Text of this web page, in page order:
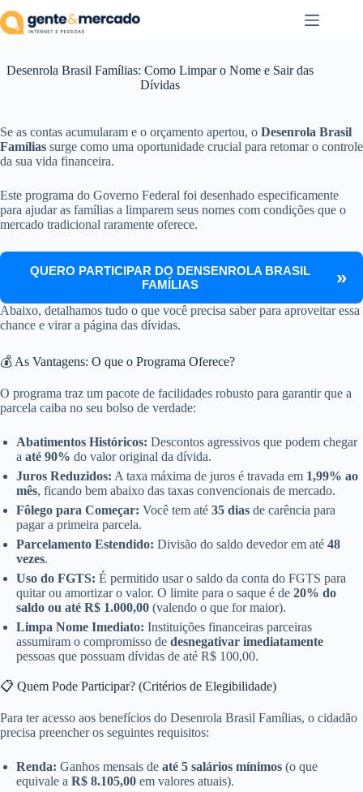
para
o
Desenrola Brasil Famílias: Como Limpar o Nome e Sair das
Dívidas
Se as contas acumularam e o orçamento apertou, o Desenrola Brasil
Famílias surge como uma oportunidade crucial para retomar o controle
da sua vida financeira.
Este programa do Governo Federal foi desenhado especificamente
para ajudar as famílias a limparem seus nomes com condições que o
mercado tradicional raramente oferece.
QUERO PARTICIPAR DO DENSENROLA BRASIL
FAMÍLIAS
Abaixo, detalhamos tudo o que você precisa saber para aproveitar essa
chance e virar a página das dívidas.
💰 As Vantagens: O que o Programa Oferece?
O programa traz um pacote de facilidades robusto para garantir que a
parcela caiba no seu bolso de verdade:
Abatimentos Históricos: Descontos agressivos que podem chegar
a até 90% do valor original da dívida.
Juros Reduzidos: A taxa máxima de juros é travada em 1,99% ao
mês, ficando bem abaixo das taxas convencionais de mercado.
Fôlego para Começar: Você tem até 35 dias de carência para
pagar a primeira parcela.
Parcelamento Estendido: Divisão do saldo devedor em até 48
vezes.
Uso do FGTS: É permitido usar o saldo da conta do FGTS para
quitar ou amortizar o valor. O limite para o saque é de 20% do
saldo ou até R$ 1.000,00 (valendo o que for maior).
Limpa Nome Imediato: Instituições financeiras parceiras
assumiram o compromisso de desnegativar imediatamente
pessoas que possuam dívidas de até R$ 100,00.
📋 Quem Pode Participar? (Critérios de Elegibilidade)
Para ter acesso aos benefícios do Desenrola Brasil Famílias, o cidadão
precisa preencher os seguintes requisitos:
Renda: Ganhos mensais de até 5 salários mínimos (o que
equivale a R$ 8.105,00 em valores atuais).